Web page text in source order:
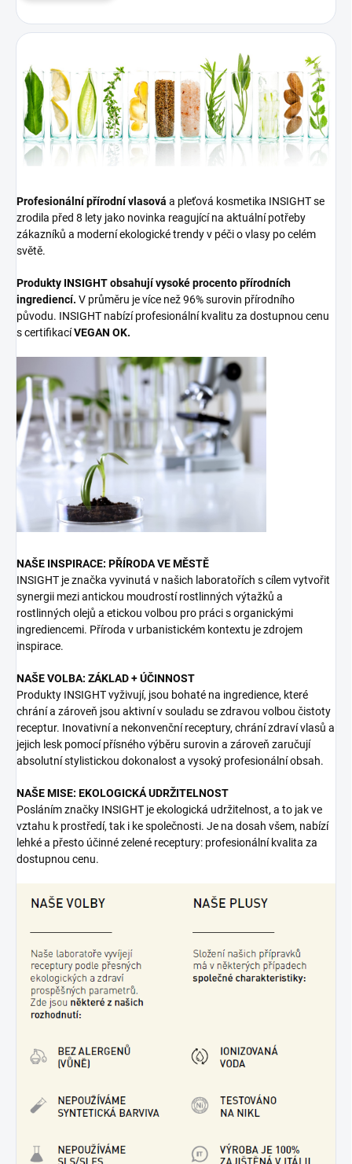
Profesionální přírodní vlasová a pleťová kosmetika INSIGHT se
zrodila před 8 lety jako novinka reagující na aktuální potřeby
zákazníků a moderní ekologické trendy v péči o vlasy po celém
světě.
Produkty INSIGHT obsahují vysoké procento přírodních
ingrediencí. V průměru je více než 96% surovin přírodního
původu. INSIGHT nabízí profesionální kvalitu za dostupnou cenu
s certifikacíVEGAN OK.
NAŠE INSPIRACE: PŘÍRODA VE MĚSTĚ
INSIGHT je značka vyvinutá v našich laboratořích s cílem vytvořit
synergii mezi antickou moudrostí rostlinných výtažků a
rostlinných olejů a etickou volbou pro práci s organickými
ingrediencemi. Příroda v urbanistickém kontextu je zdrojem
inspirace.
NAŠE VOLBA: ZÁKLAD + ÚČINNOST
Produkty INSIGHT vyživují, jsou bohaté na ingredience, které
chrání a zároveň jsou aktivní v souladu se zdravou volbou čistoty
receptur. Inovativní a nekonvenční receptury, chrání zdraví vlasů a
jejich lesk pomocí přísného výběru surovin a zároveň zaručují
absolutní stylistickou dokonalost a vysoký profesionální obsah.
NAŠE MISE: EKOLOGICKÁ UDRŽITELNOST
Posláním značky INSIGHT je ekologická udržitelnost, a to jak ve
vztahu k prostředí, tak i ke společnosti. Je na dosah všem, nabízí
lehké a přesto účinné zelené receptury: profesionální kvalita za
dostupnou cenu.